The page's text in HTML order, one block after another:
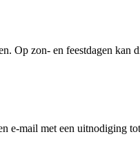
Op zon- en feestdagen kan
e-mail met een uitnodiging